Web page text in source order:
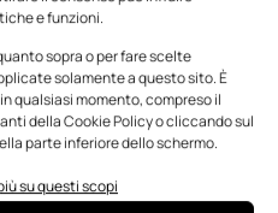
e funzioni.
sopra o per fare scelte
solamente a questo sito. È
qualsiasi momento, compreso il
della Cookie Policy o cliccando sul
parte inferiore dello schermo.
su questi scopi
2026
potenziali sensori per i